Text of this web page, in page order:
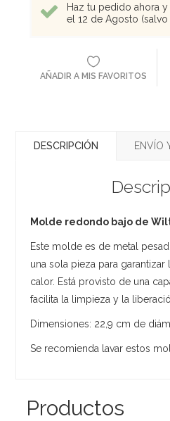
Haz tu pedido ahora
el 12 de Agosto
AÑADIR A MIS FAVORITOS
DESCRIPCIÓN ENVÍO
Molde redondo bajo de
Este molde es de metal
una sola pieza para
calor. Está provisto de una
facilita la limpieza y la
Dimensiones: 22,9 cm de
Se recomienda lavar estos
Productos